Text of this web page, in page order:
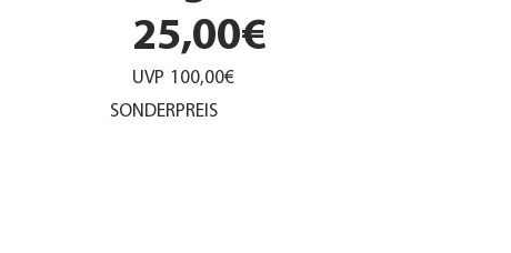
25,00€
UVP 100,00€
SONDERPREIS